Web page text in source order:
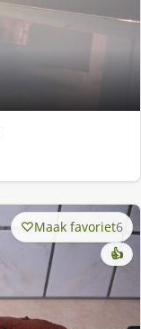
Maak favoriet6
👍